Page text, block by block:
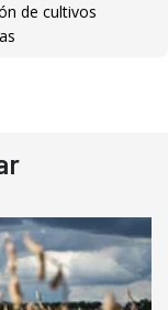
de cultivos